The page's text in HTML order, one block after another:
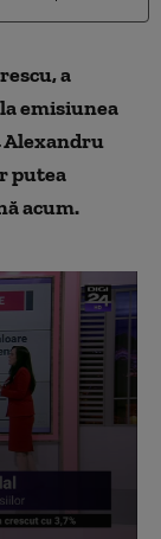
a
emisiunea
Alexandru
putea
acum.